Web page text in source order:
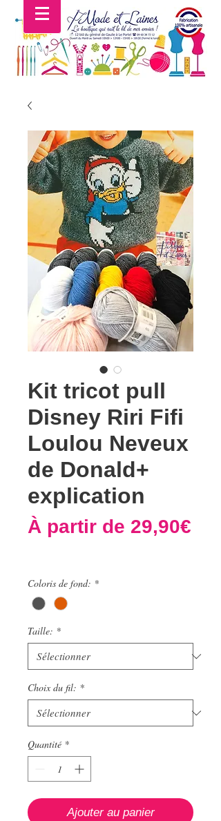
Kit tricot pull
Disney Riri Fifi
Loulou Neveux
de Donald+
explication
À partir de 29,90€
promotionnel
Coloris de fond: *
Taille: *
Choix du fil: *
Quantité *
Ajouter au panier